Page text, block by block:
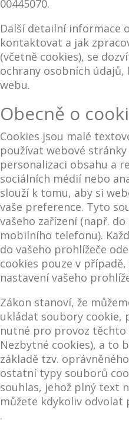
00445070.
Další detailní informace
kontaktovat a jak
(včetně cookies), se
ochrany osobních
webu.
Obecně o
Cookies jsou malé
používat webové
personalizaci obsahu a
sociálních médií nebo
slouží k tomu, aby si
vaše preference. Tyto
vašeho zařízení (např.
mobilního telefonu).
do vašeho prohlížeče
cookies pouze v
nastavení vašeho
Zákon stanoví, že
ukládat soubory cookie,
nutné pro provoz těchto
Nezbytné cookies), a to
základě tzv.
ostatní typy souborů
souhlas, jehož plný text
můžete kdykoliv
.